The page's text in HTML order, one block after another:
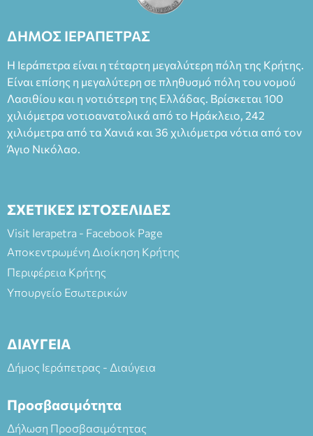
Καπουράνη, νικητή του βραβείου Δημήτρης Χορν 2022-
Φεδερίκο. Σκηνοθεσία: Βαγγέλης Θεοδωρόπουλος Είσοδος: :
άνω των 65 Προπώληση: Βιβλιοπωλείο Πάπυρος (Πλατεία
Πλαστήρα), E&G Mini market (Δημοκρατίας 39 Ιεράπετρα)
και στο more.com Χώρος: 3ο Γυμνάσιο Ιεράπετρας
(Είσοδος ΕΠΑ.Λ.) Έναρξη 21:15 Οργάνωση: ΚΝΩΣΟΣ
ΘΕΑΤΡΙΚΕΣ ΠΑΡΑΓΩΓΕΣ ΕΕ
ΔΗΜΟΣ ΙΕΡΑΠΕΤΡΑΣ
Η Ιεράπετρα είναι η τέταρτη μεγαλύτερη πόλη της Κρήτης.
Είναι επίσης η μεγαλύτερη σε πληθυσμό πόλη του νομού
Λασιθίου και η νοτιότερη της Ελλάδας. Βρίσκεται 100
χιλιόμετρα νοτιοανατολικά από το Ηράκλειο, 242
χιλιόμετρα από τα Χανιά και 36 χιλιόμετρα νότια από τον
Άγιο Νικόλαο.
ΣΧΕΤΙΚΕΣ ΙΣΤΟΣΕΛΙΔΕΣ
Visit Ierapetra - Facebook Page
Αποκεντρωμένη Διοίκηση Κρήτης
Περιφέρεια Κρήτης
Υπουργείο Εσωτερικών
ΔΙΑΥΓΕΙΑ
Δήμος Ιεράπετρας - Διαύγεια
Προσβασιμότητα
Δήλωση Προσβασιμότητας